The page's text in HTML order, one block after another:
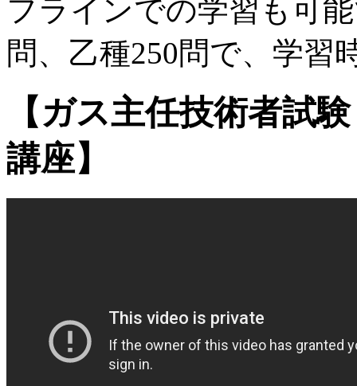
フラインでの学習も可
問、乙種250問で、学習
【ガス主任技術者
講座】